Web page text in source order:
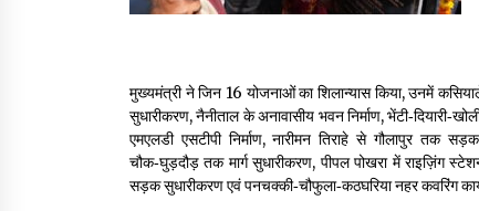
मुख्यमंत्री ने जिन 16 योजनाओं का शिलान्यास किया, उनमें कसियालेख
सुधारीकरण, नैनीताल के अनावासीय भवन निर्माण,
एमएलडी एसटीपी निर्माण, नारीमन तिराहे से गौलापुर तक
चौक‑घुड़दौड़ तक मार्ग सुधारीकरण, पीपल पोखरा में राइज़िंग
सड़क सुधारीकरण एवं पनचक्की‑चौफुला‑कठघरिया नहर कवरिंग